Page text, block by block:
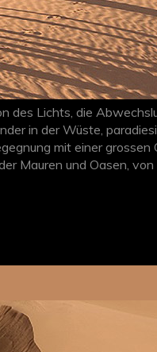
des Lichts, die
in der Wüste,
mit einer
Mauren und Oasen,